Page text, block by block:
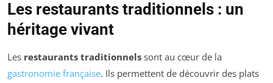
Les restaurants traditionnels : un
héritage vivant
Les restaurants traditionnels sont au cœur de la
gastronomie française. Ils permettent de découvrir des plats